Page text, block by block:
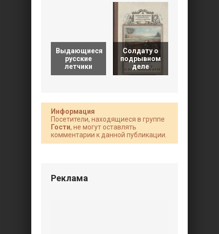
Выдающиеся
русские
летчики
Солдату о
подрывном
деле
Информация
Посетители, находящиеся в группе
Гости, не могут оставлять
комментарии к данной публикации.
Реклама